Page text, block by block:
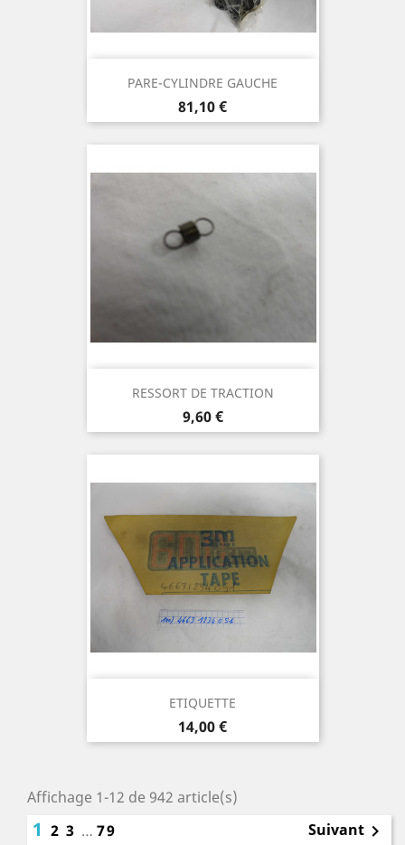
PARE-CYLINDRE GAUCHE
Prix
81,10 €
RESSORT DE TRACTION
Prix
9,60 €
ETIQUETTE
Prix
14,00 €
Affichage 1-12 de 942 article(s)
1 2 3 … 79 Suivant 